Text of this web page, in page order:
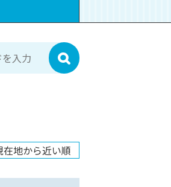
検索
在地から近い順